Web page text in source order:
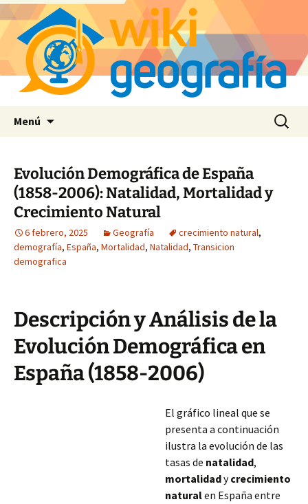
Menú Buscar:
Evolución Demográfica de España
(1858-2006): Natalidad, Mortalidad y
Crecimiento Natural
6 febrero, 2025 Geografía crecimiento natural,
demografía, España, Mortalidad, Natalidad, Transicion
demografica
Descripción y Análisis de la
Evolución Demográfica en
España (1858-2006)
El gráfico lineal que se
presenta a continuación
ilustra la evolución de las
tasas de natalidad,
mortalidadycrecimiento
naturalen España entre